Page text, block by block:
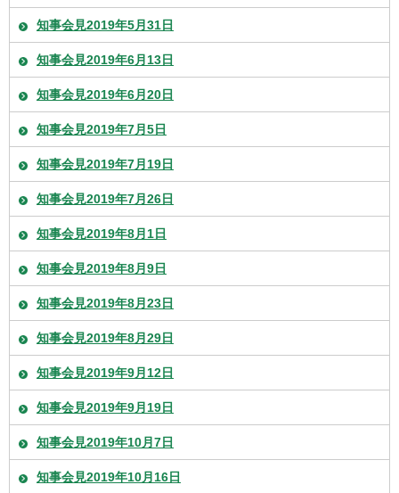
知事会見2019年5月31日
知事会見2019年6月13日
知事会見2019年6月20日
知事会見2019年7月5日
知事会見2019年7月19日
知事会見2019年7月26日
知事会見2019年8月1日
知事会見2019年8月9日
知事会見2019年8月23日
知事会見2019年8月29日
知事会見2019年9月12日
知事会見2019年9月19日
知事会見2019年10月7日
知事会見2019年10月16日